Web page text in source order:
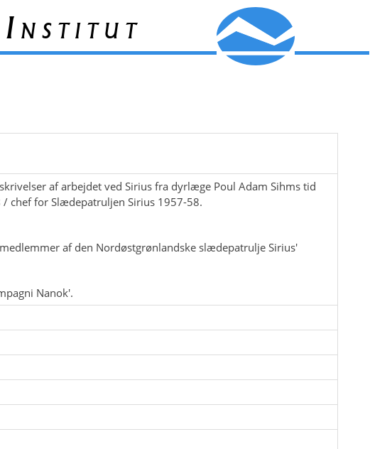
af arbejdet ved Sirius fra dyrlæge Poul Adam Sihms tid
chef for Slædepatruljen Sirius 1957-58.
af den Nordøstgrønlandske slædepatrulje Sirius'
Nanok'.